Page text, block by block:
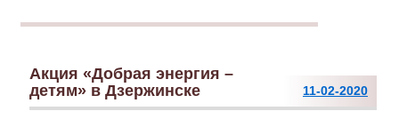
Акция «Добрая энергия –
детям» в Дзержинске
11-02-2020